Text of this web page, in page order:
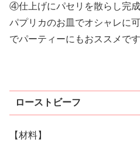
④仕上げにパセリを散らし完成
パプリカのお皿でオシャレに
でパーティーにもおススメで
ローストビーフ
【材料】